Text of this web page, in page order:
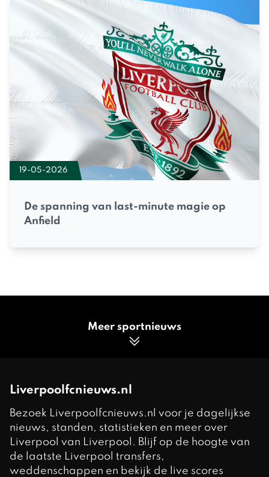
19-05-2026
De spanning van last-minute magie op
Anfield
Meer sportnieuws
Liverpoolfcnieuws.nl
Bezoek Liverpoolfcnieuws.nl voor je dagelijkse
nieuws, standen, statistieken en meer over
Liverpool van Liverpool. Blijf op de hoogte van
de laatste Liverpool transfers,
weddenschappen en bekijk de live scores